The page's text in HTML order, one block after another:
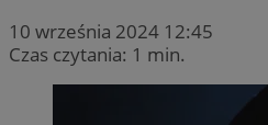
10 września 2024 12:45
Czas czytania: 1 min.